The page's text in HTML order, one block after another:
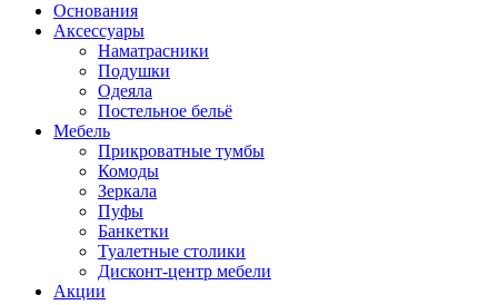
Основания
Аксессуары
Наматрасники
Подушки
Одеяла
Постельное бельё
Мебель
Прикроватные тумбы
Комоды
Зеркала
Пуфы
Банкетки
Туалетные столики
Дисконт-центр мебели
Акции